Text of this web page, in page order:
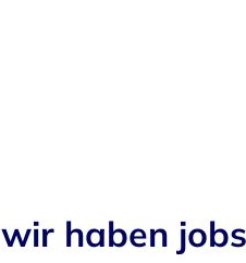
wir haben